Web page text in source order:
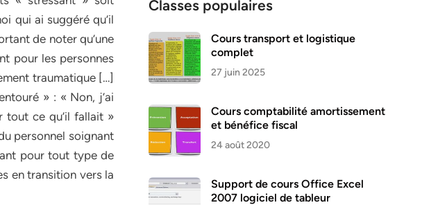
qui ai suggéré qu’il
de noter qu’une
pour les personnes
traumatique […]
» : « Non, j’ai
tout ce qu’il fallait »
personnel soignant
pour tout type de
en transition vers la
Classes populaires
Cours transport et logistique
complet
27 juin 2025
Cours comptabilité amortissement
et bénéfice fiscal
24 août 2020
Support de cours Office Excel
2007 logiciel de tableur